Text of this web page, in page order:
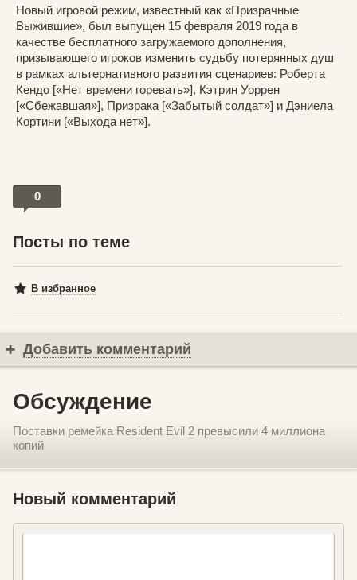
Новый игровой режим, известный как «Призрачные
Выжившие», был выпущен 15 февраля 2019 года в
качестве бесплатного загружаемого дополнения,
призывающего игроков изменить судьбу потерянных душ
в рамках альтернативного развития сценариев: Роберта
Кендо [«Нет времени горевать»], Кэтрин Уоррен
[«Сбежавшая»], Призрака [«Забытый солдат»] и Дэниела
Кортини [«Выхода нет»].
0
Посты по теме
В избранное
Добавить комментарий
Обсуждение
Поставки ремейка Resident Evil 2 превысили 4 миллиона
копий
Новый комментарий